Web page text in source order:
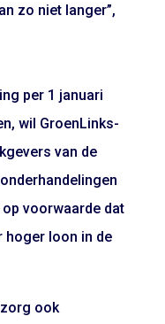
zo niet langer”,
per 1 januari
wil GroenLinks-
van de
voorwaarde dat
hoger loon in de
ook